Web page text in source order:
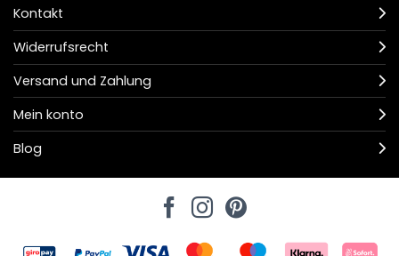
Kontakt
Widerrufsrecht
Versand und Zahlung
Mein konto
Blog